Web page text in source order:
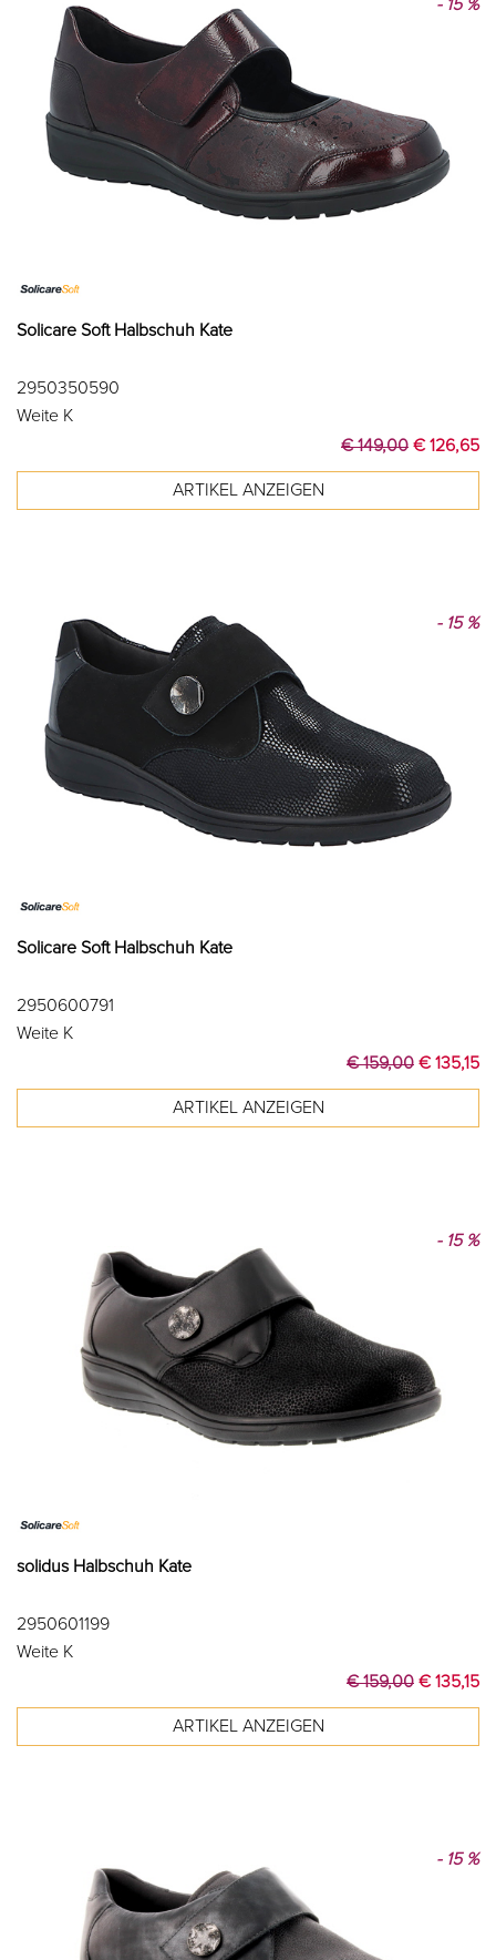
Solicare Soft Halbschuh Kate
2950350590
Weite K
€ 149,00 € 126,65
- 15 %
Solicare Soft Halbschuh Kate
2950600791
Weite K
€ 159,00 € 135,15
- 15 %
solidus Halbschuh Kate
2950601199
Weite K
€ 159,00 € 135,15
- 15 %
- 15 %